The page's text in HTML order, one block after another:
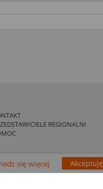
REGIONALNI
używa plików cookies. Dowiedz się
Akceptuję
się więcej